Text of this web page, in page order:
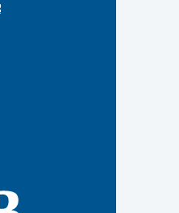
Bund
Bund